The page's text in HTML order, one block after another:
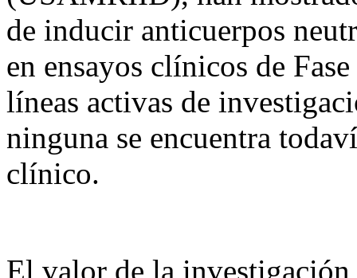
de inducir anticuerpos
en ensayos clínicos de
líneas activas de
ninguna se encuentra
clínico.
El valor de la investigación